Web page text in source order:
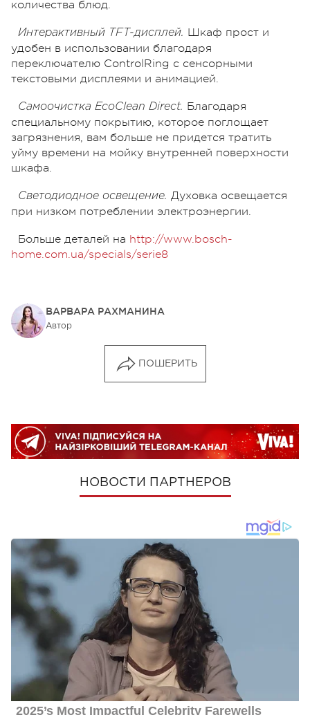
количества блюд.
Интерактивный TFT-дисплей. Шкаф прост и
удобен в использовании благодаря
переключателю ControlRing с сенсорными
текстовыми дисплеями и анимацией.
Самоочистка EcoClean Direct. Благодаря
специальному покрытию, которое поглощает
загрязнения, вам больше не придется тратить
уйму времени на мойку внутренней поверхности
шкафа.
Светодиодное освещение. Духовка освещается
при низком потреблении электроэнергии.
Больше деталей на http://www.bosch-
home.com.ua/specials/serie8
ВАРВАРА РАХМАНИНА
Автор
ПОШЕРИТЬ
НОВОСТИ ПАРТНЕРОВ